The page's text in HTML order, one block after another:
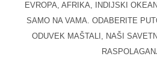
EVROPA, AFRIKA, INDIJSKI
SAMO NA VAMA. ODABERITE
ODUVEK MAŠTALI, NAŠI